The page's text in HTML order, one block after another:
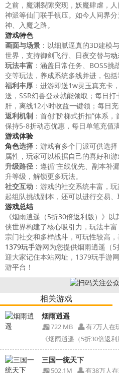
之前，魔渊裂隙突现，妖魔肆虐，
神派等仙门联手镇压。如今人间界
神、入魔之路。
游戏特色
画面与场景 ：以细腻逼真的3D建模
世界，支持御剑飞行、日夜交替与
玩法丰富 ：涵盖日常任务、BOSS挑
交等玩法，养成系统多线并进，包括
福利丰厚 ：进游即送1w灵玉真充卡
送，SSR幻兽登录就能领取；每日
肝，离线12小时收益一键领；每日
返利机制 ：首创“阶梯式折扣”体系
保持5-8折动态优惠，每日单笔充值
游戏体验
角色选择 ：游戏有多个门派可供选
属性，玩家可以根据自己的喜好和游
升级路径 ：遵循“主线优先、副本补
升等级，解锁更多玩法。
社交互动 ：游戏的社交系统丰富，
起组队挑战副本，还可以进行交易、
游戏总结
《烟雨逍遥（5折30倍返利版）》
侠世界构建了核心吸引力，玩法丰富
宗门社交和多样战斗，可玩性较高，
1379玩手游网为您提供烟雨逍遥（
迎大家记住本站网址，1379玩手游
游平台！
相关游戏
烟雨逍遥
722 MB 有7万人在
三国一统天下
502.1M 有38万人